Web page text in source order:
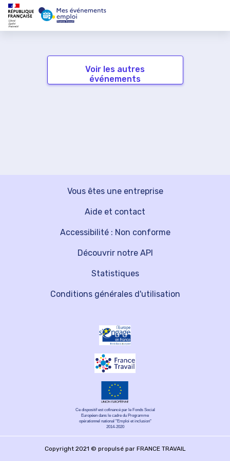
Voir les autres
événements
Vous êtes une entreprise
Découvrir notre API
Aide et contact
Statistiques
Accessibilité : Non conforme
Conditions générales d'utilisation
Ce dispositif est cofinancé par le Fonds Social
Européen dans le cadre du Programme
opérationnel national "Emploi et inclusion"
2014-2020
Copyright 2021 © propulsé par FRANCE TRAVAIL